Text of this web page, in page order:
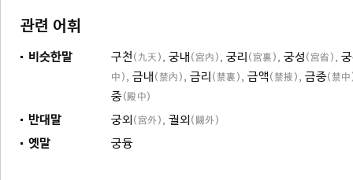
관련 어휘
비슷한말 구천 (九天) , 궁내 (宮內) , 궁리 (宮裏) , 궁성 (宮省) ,
中) , 금내 (禁內) , 금리 (禁裏) , 금액 (禁掖) , 금중(禁
중(殿中)
반대말 궁외 (宮外) , 궐외 (闕外)
옛말 궁듕